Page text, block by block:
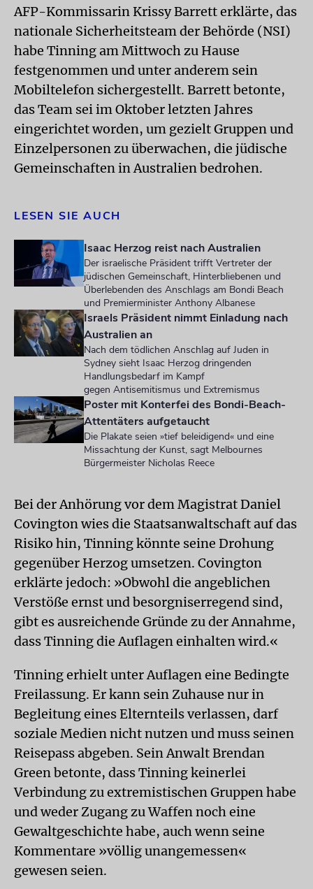
AFP-Kommissarin Krissy Barrett erklärte, das
nationale Sicherheitsteam der Behörde (NSI)
habe Tinning am Mittwoch zu Hause
festgenommen und unter anderem sein
Mobiltelefon sichergestellt. Barrett betonte,
das Team sei im Oktober letzten Jahres
eingerichtet worden, um gezielt Gruppen und
Einzelpersonen zu überwachen, die jüdische
Gemeinschaften in Australien bedrohen.
LESEN SIE AUCH
Isaac Herzog reist nach Australien
Der israelische Präsident trifft Vertreter der
jüdischen Gemeinschaft, Hinterbliebenen und
Überlebenden des Anschlags am Bondi Beach
und Premierminister Anthony Albanese
Israels Präsident nimmt Einladung nach
Australien an
Nach dem tödlichen Anschlag auf Juden in
Sydney sieht Isaac Herzog dringenden
Handlungsbedarf im Kampf
gegen Antisemitismus und Extremismus
Poster mit Konterfei des Bondi-Beach-
Attentäters aufgetaucht
Die Plakate seien »tief beleidigend« und eine
Missachtung der Kunst, sagt Melbournes
Bürgermeister Nicholas Reece
Bei der Anhörung vor dem Magistrat Daniel
Covington wies die Staatsanwaltschaft auf das
Risiko hin, Tinning könnte seine Drohung
gegenüber Herzog umsetzen. Covington
erklärte jedoch: »Obwohl die angeblichen
Verstöße ernst und besorgniserregend sind,
gibt es ausreichende Gründe zu der Annahme,
dass Tinning die Auflagen einhalten wird.«
Tinning erhielt unter Auflagen eine Bedingte
Freilassung. Er kann sein Zuhause nur in
Begleitung eines Elternteils verlassen, darf
soziale Medien nicht nutzen und muss seinen
Reisepass abgeben. Sein Anwalt Brendan
Green betonte, dass Tinning keinerlei
Verbindung zu extremistischen Gruppen habe
und weder Zugang zu Waffen noch eine
Gewaltgeschichte habe, auch wenn seine
Kommentare »völlig unangemessen«
gewesen seien.